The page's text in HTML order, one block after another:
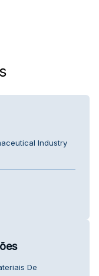
Industry
De